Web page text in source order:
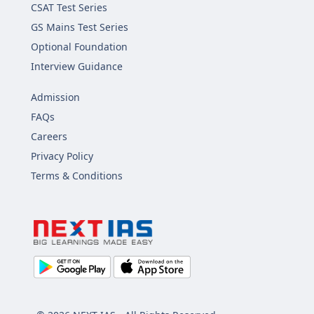
CSAT Test Series
GS Mains Test Series
Optional Foundation
Interview Guidance
Admission
FAQs
Careers
Privacy Policy
Terms & Conditions